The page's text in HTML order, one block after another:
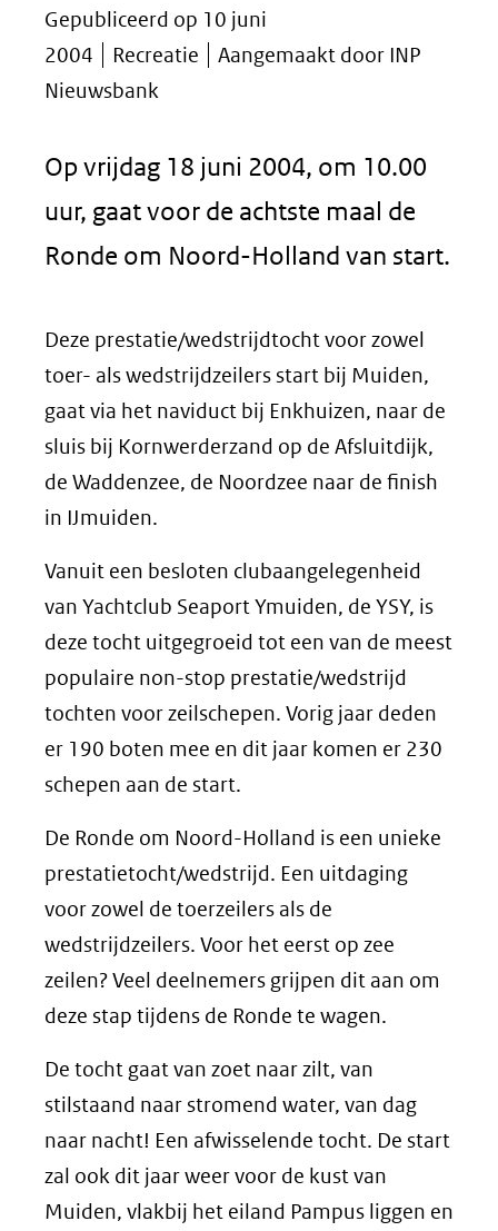
Gepubliceerd op 10 juni
2004
Recreatie
Aangemaakt door INP
Nieuwsbank
Op vrijdag 18 juni 2004, om 10.00
uur, gaat voor de achtste maal de
Ronde om Noord-Holland van start.
Deze prestatie/wedstrijdtocht voor zowel
toer- als wedstrijdzeilers start bij Muiden,
gaat via het naviduct bij Enkhuizen, naar de
sluis bij Kornwerderzand op de Afsluitdijk,
de Waddenzee, de Noordzee naar de finish
in IJmuiden.
Vanuit een besloten clubaangelegenheid
van Yachtclub Seaport Ymuiden, de YSY, is
deze tocht uitgegroeid tot een van de meest
populaire non-stop prestatie/wedstrijd
tochten voor zeilschepen. Vorig jaar deden
er 190 boten mee en dit jaar komen er 230
schepen aan de start.
De Ronde om Noord-Holland is een unieke
prestatietocht/wedstrijd. Een uitdaging
voor zowel de toerzeilers als de
wedstrijdzeilers. Voor het eerst op zee
zeilen? Veel deelnemers grijpen dit aan om
deze stap tijdens de Ronde te wagen.
De tocht gaat van zoet naar zilt, van
stilstaand naar stromend water, van dag
naar nacht! Een afwisselende tocht. De start
zal ook dit jaar weer voor de kust van
Muiden, vlakbij het eiland Pampus liggen en